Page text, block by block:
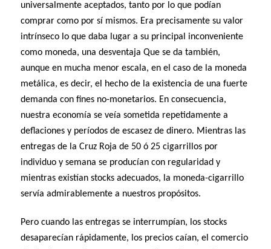
universalmente aceptados, tanto por lo que podían
comprar como por sí mismos. Era precisamente su valor
intrínseco lo que daba lugar a su principal inconveniente
como moneda, una desventaja Que se da también,
aunque en mucha menor escala, en el caso de la moneda
metálica, es decir, el hecho de la existencia de una fuerte
demanda con fines no-monetarios. En consecuencia,
nuestra economía se veía sometida repetidamente a
deflaciones y períodos de escasez de dinero. Mientras las
entregas de la Cruz Roja de 50 ó 25 cigarrillos por
individuo y semana se producían con regularidad y
mientras existían stocks adecuados, la moneda-cigarrillo
servía admirablemente a nuestros propósitos.
Pero cuando las entregas se interrumpían, los stocks
desaparecían rápidamente, los precios caían, el comercio